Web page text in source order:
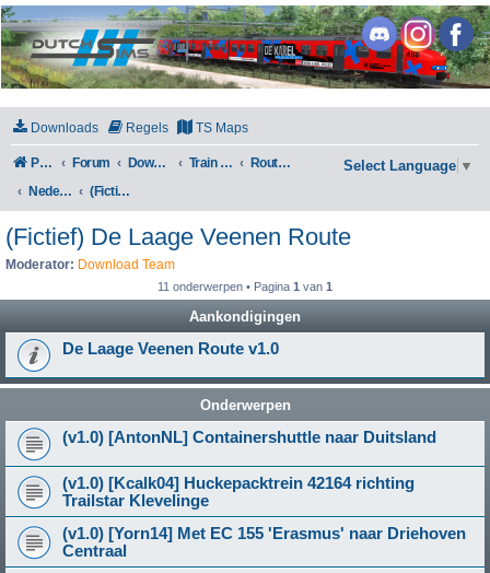
DutchSims
Downloads Regels TS Maps
Portal Forum Downloads Train Simulator Classic
Routes en Scenarios
Nederland
(Fictief) De Laage Veenen Route
Select Language ▼
(Fictief) De Laage Veenen Route
Moderator: Download Team
11 onderwerpen • Pagina 1 van 1
Aankondigingen
De Laage Veenen Route v1.0
Onderwerpen
(v1.0) [AntonNL] Containershuttle naar Duitsland
(v1.0) [Kcalk04] Huckepacktrein 42164 richting
Trailstar Klevelinge
(v1.0) [Yorn14] Met EC 155 'Erasmus' naar Driehoven
Centraal